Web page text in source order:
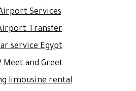
Services
Transfer
service Egypt
Meet and Greet.
limousine rental